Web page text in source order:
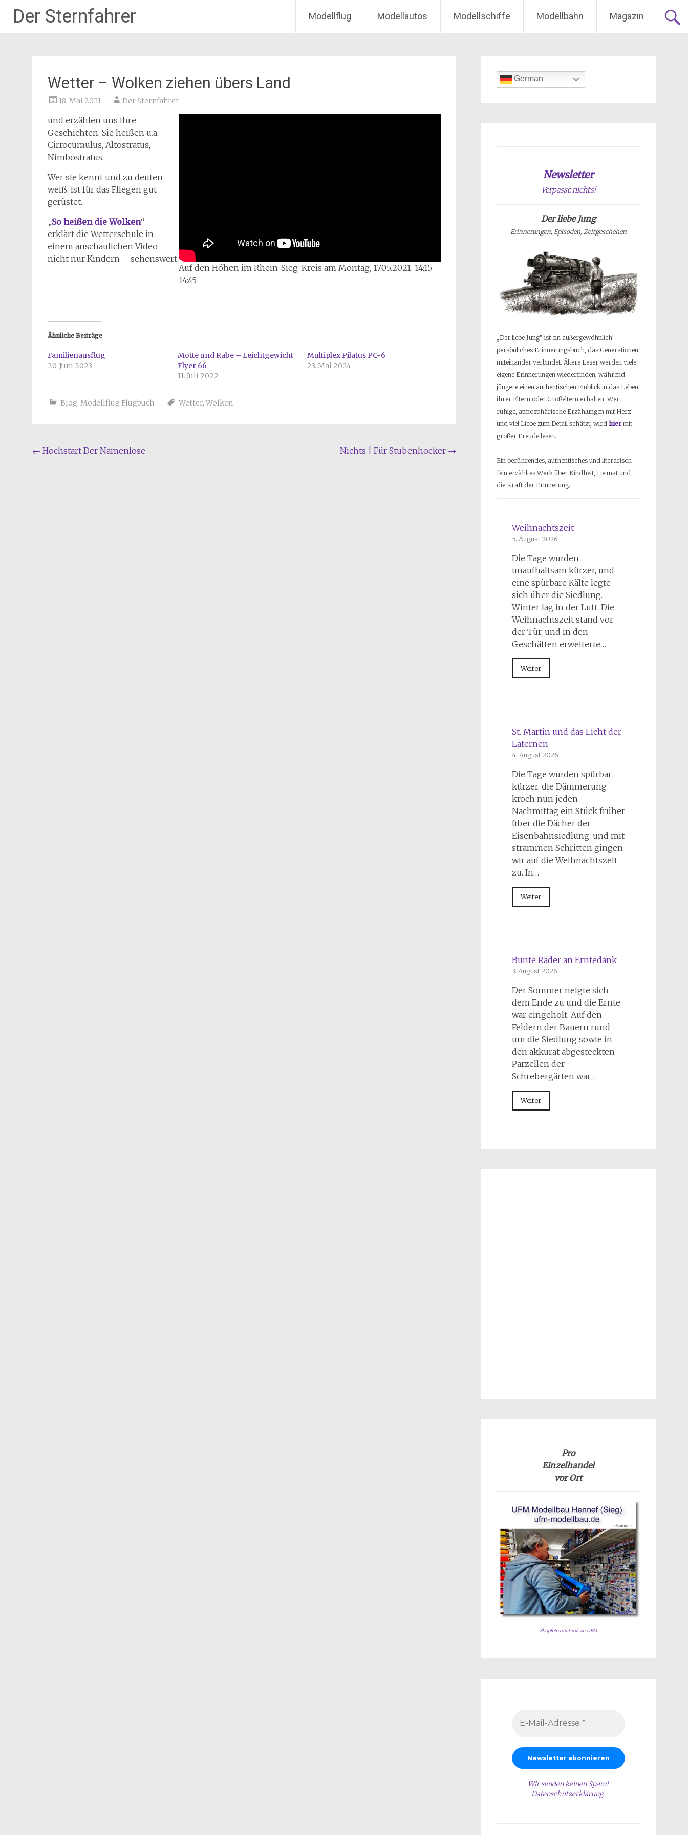
Der Sternfahrer Modellflug Modellautos Modellschiffe Modellbahn Magazin
Wetter – Wolken ziehen übers Land
18. Mai 2021 Der Sternfahrer
und erzählen uns ihre
Geschichten. Sie heißen u.a.
Cirrocumulus, Altostratus,
Nimbostratus.
Wer sie kennt und zu deuten
weiß, ist für das Fliegen gut
gerüstet.
„So heißen die Wolken“ –
erklärt die Wetterschule in
einem anschaulichen Video
nicht nur Kindern – sehenswert.
Auf den Höhen im Rhein-Sieg-Kreis am Montag, 17.05.2021, 14:15 –
14:45
Ähnliche Beiträge
Familienausflug
20. Juni 2023
Motte und Rabe – Leichtgewicht
Flyer 66
11. Juli 2022
Multiplex Pilatus PC-6
23. Mai 2024
Blog, Modellflug Flugbuch Wetter, Wolken
Beitragsnavigation
← Hochstart Der Namenlose Nichts | Für Stubenhocker →
German
Newsletter
Verpasse nichts!
Der liebe Jung
Erinnerungen, Episoden, Zeitgeschehen
„Der liebe Jung“ ist ein außergewöhnlich
persönliches Erinnerungsbuch, das Generationen
miteinander verbindet. Ältere Leser werden viele
eigene Erinnerungen wiederfinden, während
jüngere einen authentischen Einblick in das Leben
ihrer Eltern oder Großeltern erhalten. Wer
ruhige, atmosphärische Erzählungen mit Herz
und viel Liebe zum Detail schätzt, wird hiermit
großer Freude lesen.
Ein berührendes, authentisches und literarisch
fein erzähltes Werk über Kindheit, Heimat und
die Kraft der Erinnerung.
Weihnachtszeit
5. August 2026
Die Tage wurden
unaufhaltsam kürzer, und
eine spürbare Kälte legte
sich über die Siedlung.
Winter lag in der Luft. Die
Weihnachtszeit stand vor
der Tür, und in den
Geschäften erweiterte…
Weiter
St. Martin und das Licht der
Laternen
4. August 2026
Die Tage wurden spürbar
kürzer, die Dämmerung
kroch nun jeden
Nachmittag ein Stück früher
über die Dächer der
Eisenbahnsiedlung, und mit
strammen Schritten gingen
wir auf die Weihnachtszeit
zu. In…
Weiter
Bunte Räder an Erntedank
3. August 2026
Der Sommer neigte sich
dem Ende zu und die Ernte
war eingeholt. Auf den
Feldern der Bauern rund
um die Siedlung sowie in
den akkurat abgesteckten
Parzellen der
Schrebergärten war…
Weiter
Pro
Einzelhandel
vor Ort
Shopfoto mit Link zu UFM
Wir senden keinen Spam!
Datenschutzerklärung.